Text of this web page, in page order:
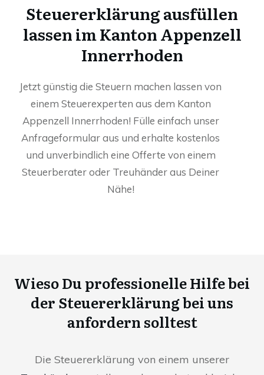
Steuererklärung ausfüllen
lassen im Kanton Appenzell
Innerrhoden
Jetzt günstig die Steuern machen lassen von
einem Steuerexperten aus dem Kanton
Appenzell Innerrhoden! Fülle einfach unser
Anfrageformular aus und erhalte kostenlos
und unverbindlich eine Offerte von einem
Steuerberater oder Treuhänder aus Deiner
Nähe!
Wieso Du professionelle Hilfe bei
der Steuererklärung bei uns
anfordern solltest
Die Steuererklärung von einem unserer